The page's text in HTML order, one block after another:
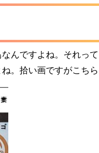
んですよね。それっ
。拾い画ですがこち